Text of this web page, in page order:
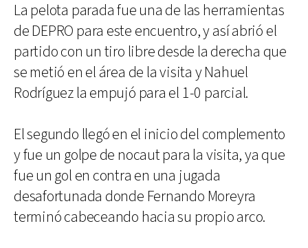
La pelota parada fue una de las herramientas
de DEPRO para este encuentro, y así abrió el
partido con un tiro libre desde la derecha que
se metió en el área de la visita y Nahuel
Rodríguez la empujó para el 1-0 parcial.
El segundo llegó en el inicio del complemento
y fue un golpe de nocaut para la visita, ya que
fue un gol en contra en una jugada
desafortunada donde Fernando Moreyra
terminó cabeceando hacia su propio arco.